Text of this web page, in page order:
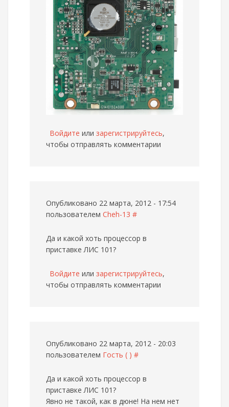
Войдите или зарегистрируйтесь,
чтобы отправлять комментарии
Опубликовано 22 марта, 2012 - 17:54
пользователем Cheh-13 #
Да и какой хоть процессор в
приставке ЛИС 101?
Войдите или зарегистрируйтесь,
чтобы отправлять комментарии
Опубликовано 22 марта, 2012 - 20:03
пользователем Гость ( ) #
Да и какой хоть процессор в
приставке ЛИС 101?
Явно не такой, как в дюне! На нем нет